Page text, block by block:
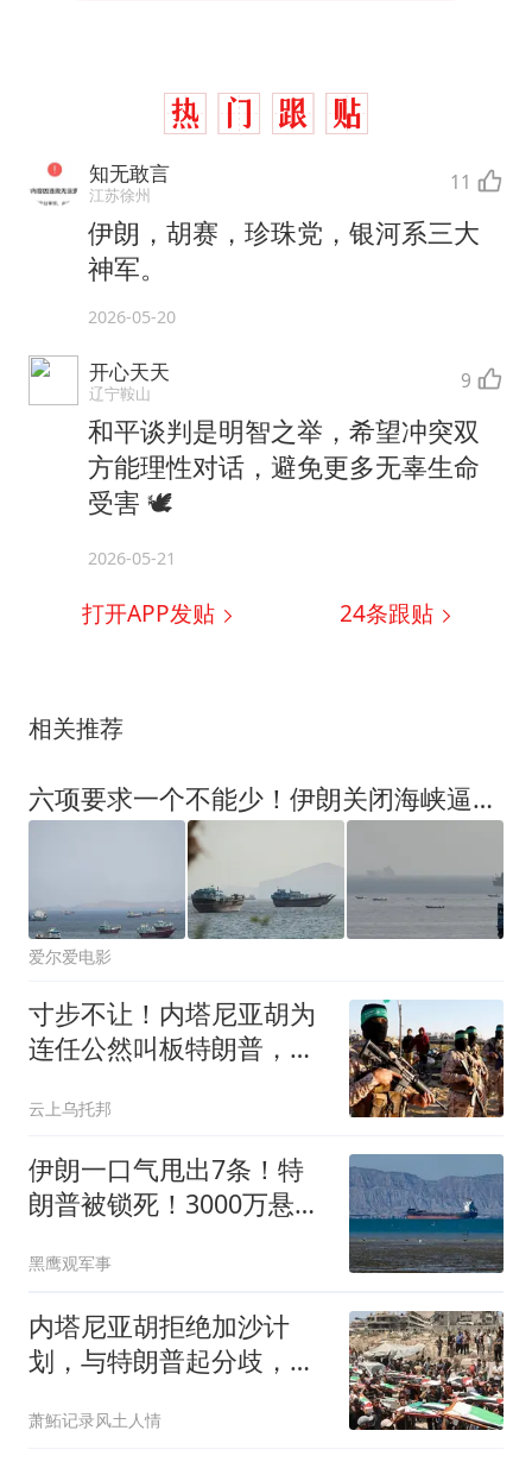
知无敢言
江苏徐州 11
伊朗，胡赛，珍珠党，银河系三大
神军。
2026-05-20
开心天天
辽宁鞍山 9
和平谈判是明智之举，希望冲突双
方能理性对话，避免更多无辜生命
受害 🕊️
2026-05-21
打开APP发贴 24条跟贴
相关推荐
六项要求一个不能少！伊朗关闭海峡逼美就范，特朗普两头受气
爱尔爱电影
寸步不让！内塔尼亚胡为
连任公然叫板特朗普，谈
云上乌托邦
伊朗一口气甩出7条！特
朗普被锁死！3000万悬赏
黑鹰观军事
内塔尼亚胡拒绝加沙计
划，与特朗普起分歧，哈
萧鮖记录风土人情